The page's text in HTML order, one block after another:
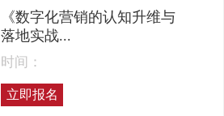
《数字化营销的认知升维与
落地实战...
时间：
立即报名